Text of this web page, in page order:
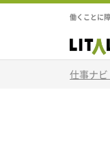
働くことに
仕事ナ